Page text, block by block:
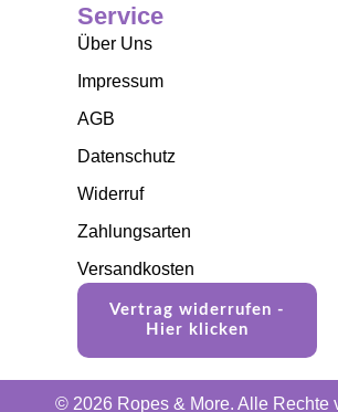
Service
Über Uns
Impressum
AGB
Datenschutz
Widerruf
Zahlungsarten
Versandkosten
Vertrag widerrufen -
Hier klicken
© 2026 Ropes & More. Alle Rechte